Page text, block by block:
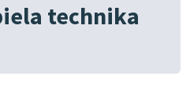
technika